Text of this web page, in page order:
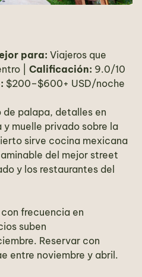
para: Viajeros que
| Calificación: 9.0/10
$200–$600+ USD/noche
palapa, detalles en
muelle privado sobre la
sirve cocina mexicana
del mejor street
y los restaurantes del
frecuencia en
suben
Reservar con
entre noviembre y abril.